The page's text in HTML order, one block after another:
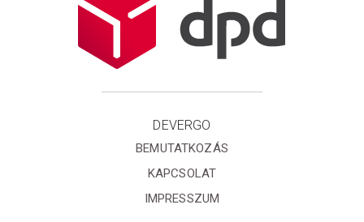
DEVERGO
BEMUTATKOZÁS
KAPCSOLAT
IMPRESSZUM